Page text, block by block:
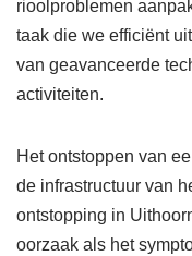
rioolproblemen
taak die we efficiënt
van geavanceerde
activiteiten.
Het ontstoppen van
de infrastructuur van
ontstopping in
oorzaak als het